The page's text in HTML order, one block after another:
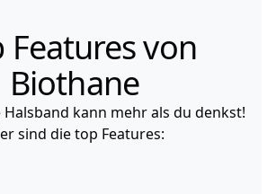
Features von
Biothane
Halsband kann mehr als du denkst!
sind die top Features: